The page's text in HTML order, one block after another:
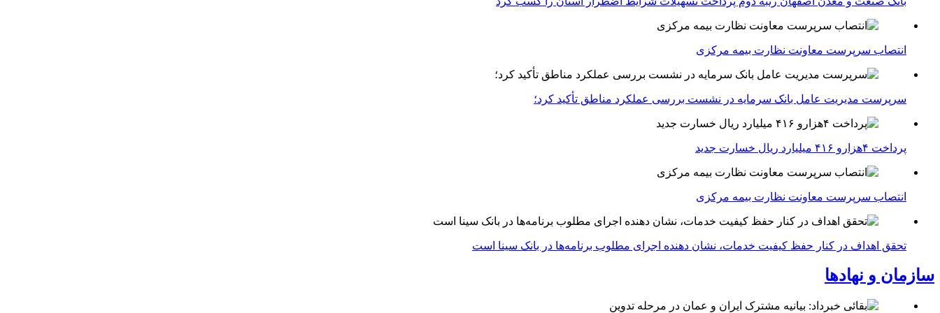
انتصاب سرپرست معاونت نظارت بیمه مرکزی
سرپرست مدیریت عامل بانک سرمایه در نشست بررسی عملکرد مناطق تأکید کرد؛
پرداخت ۴هزارو ۴۱۶ میلیارد ریال خسارت جدید
انتصاب سرپرست معاونت نظارت بیمه مرکزی
تحقق اهداف در کنار حفظ کیفیت خدمات، نشان دهنده اجرای مطلوب برنامه‌ها در بانک سینا است
سازمان و نهادها